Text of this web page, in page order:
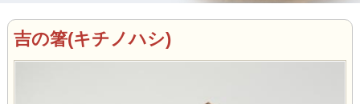
吉の箸(キチノハシ)